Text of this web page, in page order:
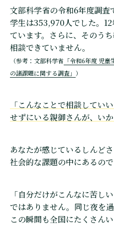
文部科学省の令和6年度調査
学生は353,970人でした。
ています。さらに、そのう
相談できていません。
（参考：文部科学省 「令和6年度 児
の諸課題に関する調査」 ）
「こんなことで相談してい
せずにいる親御さんが、い
あなたが感じているしんど
社会的な課題の中にあるので
「自分だけがこんなに苦し
ではありません。同じ夜を
この瞬間も全国にたくさんい